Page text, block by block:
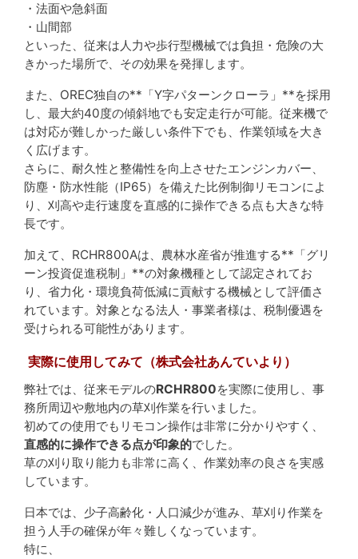
・法面や急斜面
・山間部
といった、従来は人力や歩行型機械では負担・危険の大
きかった場所で、その効果を発揮します。
また、OREC独自の**「Y字パターンクローラ」**を採用
し、最大約40度の傾斜地でも安定走行が可能。従来機で
は対応が難しかった厳しい条件下でも、作業領域を大き
く広げます。
さらに、耐久性と整備性を向上させたエンジンカバー、
防塵・防水性能（IP65）を備えた比例制御リモコンによ
り、刈高や走行速度を直感的に操作できる点も大きな特
長です。
加えて、RCHR800Aは、農林水産省が推進する**「グリ
ーン投資促進税制」**の対象機種として認定されてお
り、省力化・環境負荷低減に貢献する機械として評価さ
れています。対象となる法人・事業者様は、税制優遇を
受けられる可能性があります。
実際に使用してみて（株式会社あんていより）
弊社では、従来モデルのRCHR800を実際に使用し、事
務所周辺や敷地内の草刈作業を行いました。
初めての使用でもリモコン操作は非常に分かりやすく、
直感的に操作できる点が印象的でした。
草の刈り取り能力も非常に高く、作業効率の良さを実感
しています。
日本では、少子高齢化・人口減少が進み、草刈り作業を
担う人手の確保が年々難しくなっています。
特に、